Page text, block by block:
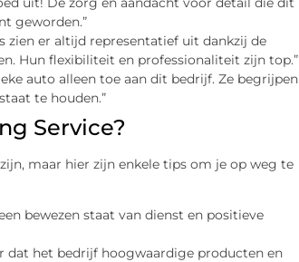
geworden.”
zien er altijd representatief uit dankzij de
Hun flexibiliteit en professionaliteit zijn top.”
auto alleen toe aan dit bedrijf. Ze begrijpen
te houden.”
Service?
maar hier zijn enkele tips om je op weg te
bewezen staat van dienst en positieve
dat het bedrijf hoogwaardige producten en